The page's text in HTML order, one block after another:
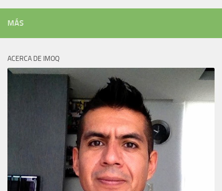
MÁS
ACERCA DE IMOQ